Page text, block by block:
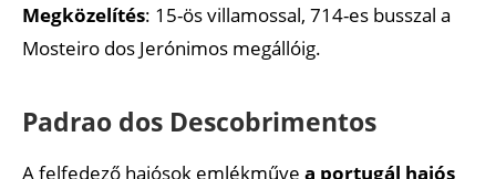
Megközelítés: 15-ös villamossal, 714-es busszal a
Mosteiro dos Jerónimos megállóig.
Padrao dos Descobrimentos
A felfedező hajósok emlékműve a portugál hajós